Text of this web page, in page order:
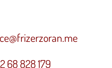
68 828 179